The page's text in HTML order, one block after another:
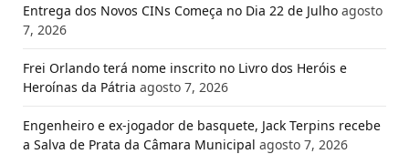
Entrega dos Novos CINs Começa no Dia 22 de Julho agosto
7, 2026
Frei Orlando terá nome inscrito no Livro dos Heróis e
Heroínas da Pátria agosto 7, 2026
Engenheiro e ex-jogador de basquete, Jack Terpins recebe
a Salva de Prata da Câmara Municipal agosto 7, 2026